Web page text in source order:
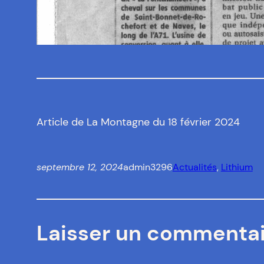
Article de La Montagne du 18 février 2024
septembre 12, 2024admin3296Actualités, Lithium
Laisser un